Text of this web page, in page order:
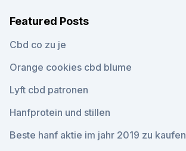
Featured Posts
Cbd co zu je
Orange cookies cbd blume
Lyft cbd patronen
Hanfprotein und stillen
Beste hanf aktie im jahr 2019 zu kaufen